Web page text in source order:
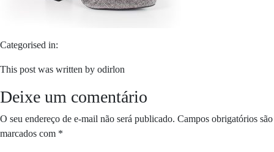
Categorised in:
This post was written by odirlon
Deixe um comentário
O seu endereço de e-mail não será publicado. Campos obrigatórios são
marcados com *